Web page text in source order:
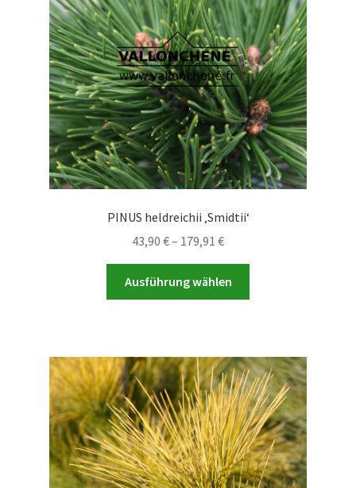
PINUS heldreichii ‚Smidtii‘
43,90 €– 179,91 €Preisspanne:
43,90 €
bis
179,91 €
Ausführung wählen
auf.
Die
Optionen
können
auf
der